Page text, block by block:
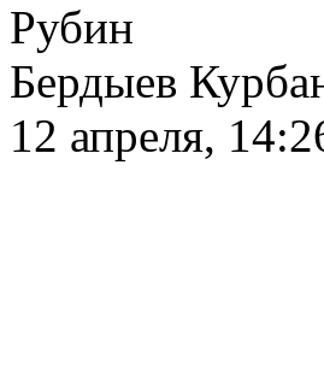
Рубин
Бердыев
12 апреля,